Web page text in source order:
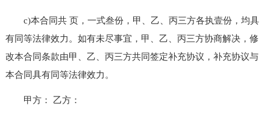
c)本合同共 页，一式叁份，甲、乙、丙三方各执壹份，均具
有同等法律效力。如有未尽事宜，甲、乙、丙三方协商解决，修
改本合同条款由甲、乙、丙三方共同签定补充协议，补充协议与
本合同具有同等法律效力。
甲方： 乙方：